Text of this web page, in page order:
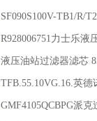
SF090S100V-TB1/R/
R928006751力士乐液
液压油站过滤器滤芯
TFB.55.10VG.16.英
GMF4105QCBPG派